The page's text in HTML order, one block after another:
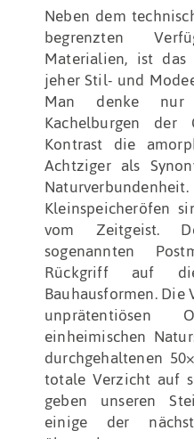
Neben dem
begrenzten
Materialien, ist
jeher Stil- und
Man denke
Kachelburgen
Kontrast die
Achtziger als
Kleinspeicheröfen
vom Zeitgeist.
sogenannten
Rückgriff auf
Bauhausformen.
unprätentiösen
einheimischen
durchgehaltenen
totale Verzicht auf
geben unseren
einige der